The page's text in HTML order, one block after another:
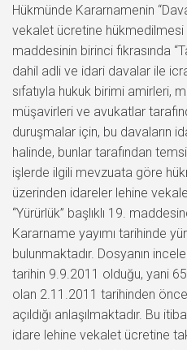
Hükmünde Kararnamenin
vekalet ücretine hükmedilmesi
maddesinin birinci fıkrasında
dahil adli ve idari davalar ile
sıfatıyla hukuk birimi amirleri,
müşavirleri ve avukatlar
duruşmalar için, bu davaların
halinde, bunlar tarafından
işlerde ilgili mevzuata göre
üzerinden idareler lehine
“Yürürlük” başlıklı 19.
Kararname yayımı tarihinde
bulunmaktadır. Dosyanın
tarihin 9.9.2011 olduğu, yani
olan 2.11.2011 tarihinden
açıldığı anlaşılmaktadır. Bu
idare lehine vekalet ücretine